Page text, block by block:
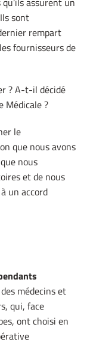
sont
rempart
fournisseurs de
? A-t-il décidé
Médicale ?
le
que nous avons
nous
et de nous
un accord
médecins et
qui, face
ont choisi en